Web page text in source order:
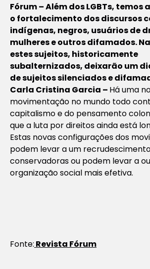
Fórum – Além dos LGBTs,
o fortalecimento dos discursos
indígenas, negros, usuários de
mulheres e outros difamados.
estes sujeitos, historicamente
subalternizados, deixarão um
de sujeitos silenciados e
Carla Cristina Garcia – Há uma
movimentação no mundo todo
capitalismo e do pensamento
que a luta por direitos ainda está
Estas novas configurações dos
podem levar a um
conservadoras ou podem levar a
organização social mais efetiva.
Fonte: Revista Fórum